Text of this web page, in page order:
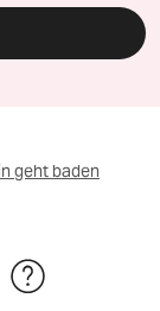
geht baden